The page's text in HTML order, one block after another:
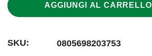
AGGIUNGI AL CARRELLO
0805698203753